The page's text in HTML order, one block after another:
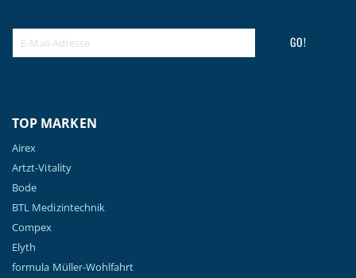
GO!
TOP MARKEN
Airex
Artzt-Vitality
Bode
BTL Medizintechnik
Compex
Elyth
formula Müller-Wohlfahrt